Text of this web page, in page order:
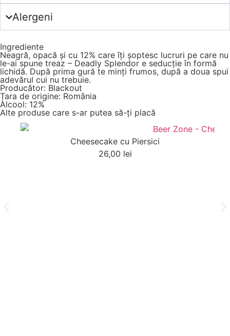
Alergeni
Ingrediente
Neagră, opacă și cu 12% care îți șoptesc lucruri pe care nu
le-ai spune treaz – Deadly Splendor e seducție în formă
lichidă. După prima gură te minți frumos, după a doua spui
adevărul cui nu trebuie.
Producător: Blackout
Țara de origine: România
Alcool: 12%
Alte produse care s-ar putea să-ți placă
Cheesecake cu Piersici
26,00 lei